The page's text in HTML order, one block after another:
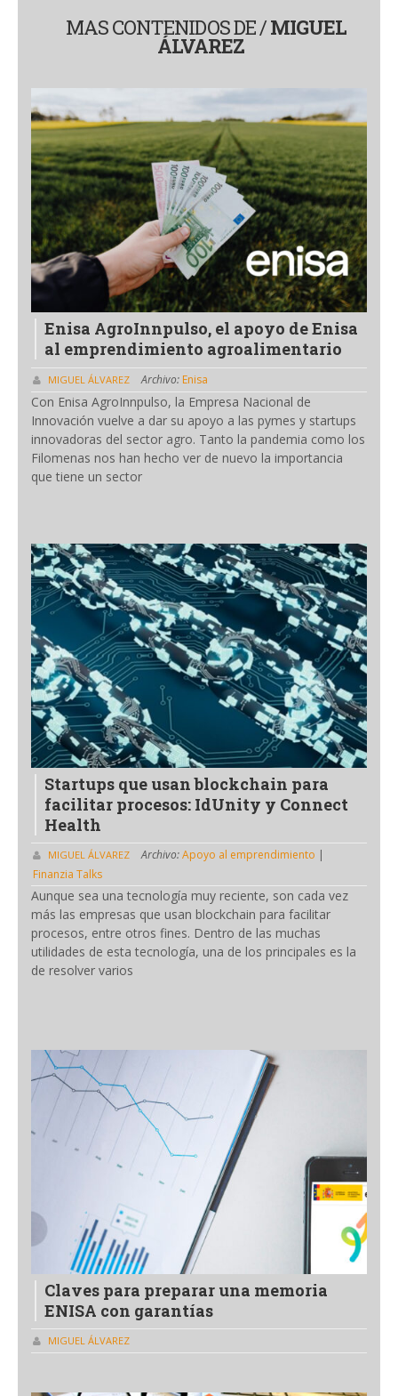
MAS CONTENIDOS DE /MIGUEL
ÁLVAREZ
Enisa AgroInnpulso, el apoyo de Enisa
al emprendimiento agroalimentario
MIGUEL ÁLVAREZ Archivo: Enisa
Con Enisa AgroInnpulso, la Empresa Nacional de
Innovación vuelve a dar su apoyo a las pymes y startups
innovadoras del sector agro. Tanto la pandemia como los
Filomenas nos han hecho ver de nuevo la importancia
que tiene un sector
Startups que usan blockchain para
facilitar procesos: IdUnity y Connect
Health
MIGUEL ÁLVAREZ Archivo:Apoyo al emprendimiento |
Finanzia Talks
Aunque sea una tecnología muy reciente, son cada vez
más las empresas que usan blockchain para facilitar
procesos, entre otros fines. Dentro de las muchas
utilidades de esta tecnología, una de los principales es la
de resolver varios
Claves para preparar una memoria
ENISA con garantías
MIGUEL ÁLVAREZ